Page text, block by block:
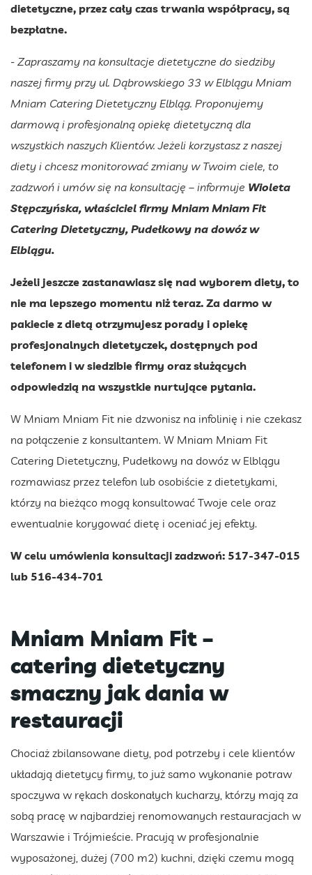
dietetyczne, przez cały czas trwania współpracy, są
bezpłatne.
- Zapraszamy na konsultacje dietetyczne do siedziby
naszej firmy przy ul. Dąbrowskiego 33 w Elblągu Mniam
Mniam Catering Dietetyczny Elbląg. Proponujemy
darmową i profesjonalną opiekę dietetyczną dla
wszystkich naszych Klientów. Jeżeli korzystasz z naszej
diety i chcesz monitorować zmiany w Twoim ciele, to
zadzwoń i umów się na konsultację – informuje Wioleta
Stępczyńska, właściciel firmy Mniam Mniam Fit
Catering Dietetyczny, Pudełkowy na dowóz w
Elblągu.
Jeżeli jeszcze zastanawiasz się nad wyborem diety, to
nie ma lepszego momentu niż teraz. Za darmo w
pakiecie z dietą otrzymujesz porady i opiekę
profesjonalnych dietetyczek, dostępnych pod
telefonem i w siedzibie firmy oraz służących
odpowiedzią na wszystkie nurtujące pytania.
W Mniam Mniam Fit nie dzwonisz na infolinię i nie czekasz
na połączenie z konsultantem. W Mniam Mniam Fit
Catering Dietetyczny, Pudełkowy na dowóz w Elblągu
rozmawiasz przez telefon lub osobiście z dietetykami,
którzy na bieżąco mogą konsultować Twoje cele oraz
ewentualnie korygować dietę i oceniać jej efekty.
W celu umówienia konsultacji zadzwoń: 517-347-015
lub 516-434-701
Mniam Mniam Fit –
catering dietetyczny
smaczny jak dania w
restauracji
Chociaż zbilansowane diety, pod potrzeby i cele klientów
układają dietetycy firmy, to już samo wykonanie potraw
spoczywa w rękach doskonałych kucharzy, którzy mają za
sobą pracę w najbardziej renomowanych restauracjach w
Warszawie i Trójmieście. Pracują w profesjonalnie
wyposażonej, dużej (700 m2) kuchni, dzięki czemu mogą